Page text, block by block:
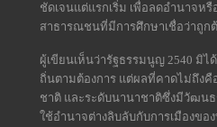
ชัดเจนแต่แรกเริ่ม เพื่อลดอำนาจ
สาธารณชนที่มีการศึกษาเชื่อว่าถูก
ผู้เขียนเห็นว่ารัฐธรรมนูญ 2540 มิ
ถิ่นตามต้องการ แต่ผลที่คาดไม่ถึงคื
ชาติ และระดับนานาชาติซึ่งมีวัฒนธ
ใช้อำนาจต่างลิบลับกับการเมืองขอ